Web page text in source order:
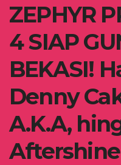
ZEPHYR
4 SIAP
BEKASI!
Denny
A.K.A,
Aftershine